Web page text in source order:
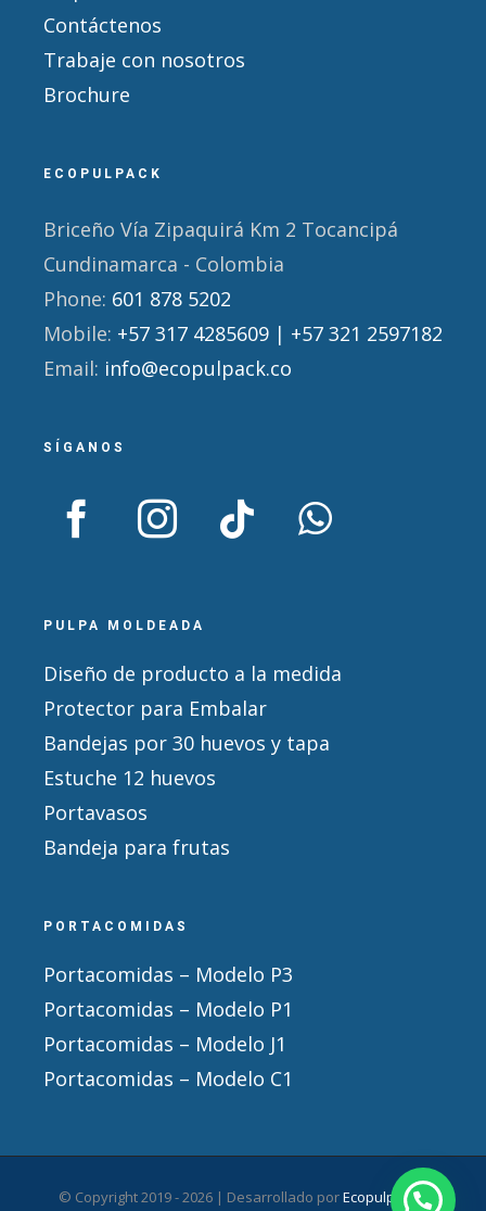
Contáctenos
Trabaje con nosotros
Brochure
ECOPULPACK
Briceño Vía Zipaquirá Km 2 Tocancipá
Cundinamarca - Colombia
Phone: 601 878 5202
Mobile: +57 317 4285609 | +57 321 2597182
Email: info@ecopulpack.co
SÍGANOS
PULPA MOLDEADA
Diseño de producto a la medida
Protector para Embalar
Bandejas por 30 huevos y tapa
Estuche 12 huevos
Portavasos
Bandeja para frutas
PORTACOMIDAS
Portacomidas – Modelo P3
Portacomidas – Modelo P1
Portacomidas – Modelo J1
Portacomidas – Modelo C1
© Copyright 2019 -2026 | Desarrollado porEcopulpack|